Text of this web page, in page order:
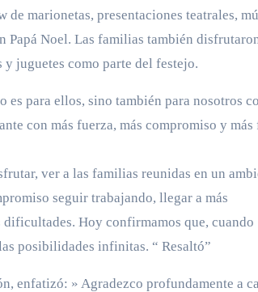
marionetas, presentaciones teatrales,
Papá Noel. Las familias también
juguetes como parte del festejo.
para ellos, sino también para nosotros
con más fuerza, más compromiso y más
ver a las familias reunidas en un
seguir trabajando, llegar a más
dificultades. Hoy confirmamos que, cuando
posibilidades infinitas. “ Resaltó”
enfatizó: » Agradezco profundamente a